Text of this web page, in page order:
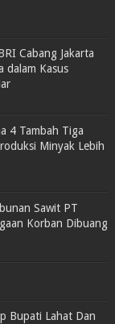
Cabang Jakarta
dalam Kasus
4 Tambah Tiga
Minyak Lebih
Sawit PT
Korban Dibuang
Bupati Lahat Dan